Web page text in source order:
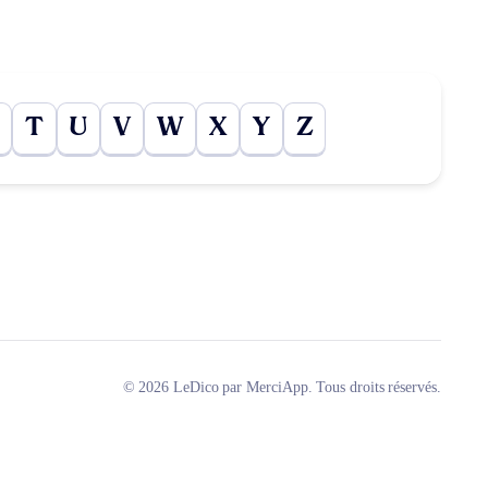
T U V W X Y Z
© 2026 LeDico par MerciApp. Tous droits réservés.